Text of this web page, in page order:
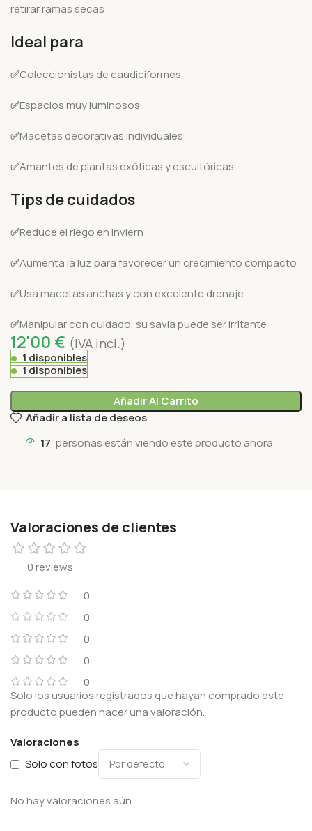
retirar ramas secas
Ideal para
✅Coleccionistas de caudiciformes
✅Espacios muy luminosos
✅Macetas decorativas individuales
✅Amantes de plantas exóticas y escultóricas
Tips de cuidados
✅Reduce el riego en inviern
✅Aumenta la luz para favorecer un crecimiento compacto
✅Usa macetas anchas y con excelente drenaje
✅Manipular con cuidado, su savia puede ser irritante
12'00 € (IVA incl.)
1 disponibles
1 disponibles
Añadir Al Carrito
Añadir a lista de deseos
17 personas están viendo este producto ahora
Valoraciones de clientes
0 reviews
0
0
0
0
0
Valoraciones
Solo con fotos
No hay valoraciones aún.
Solo los usuarios registrados que hayan comprado este
producto pueden hacer una valoración.